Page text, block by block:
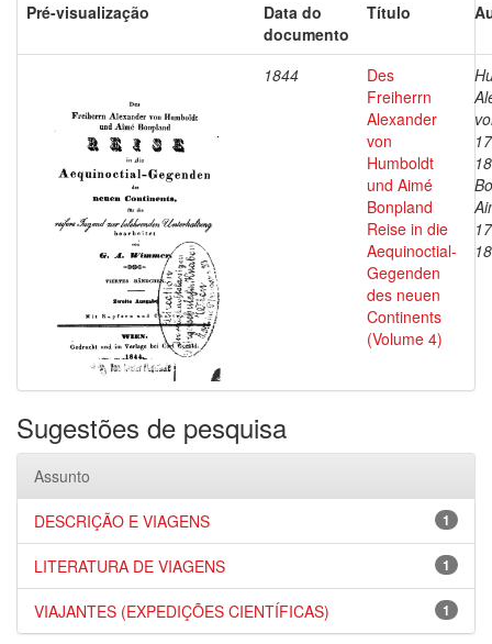
Pré-visualização
Data do
documento
Título
1844
Des
Freiherrn
Alexander
von
Humboldt
und Aimé
Bonpland
Reise in die
Aequinoctial-
Gegenden
des neuen
Continents
(Volume 4)
Sugestões de pesquisa
Assunto
1
DESCRIÇÃO E VIAGENS
1
LITERATURA DE VIAGENS
1
VIAJANTES (EXPEDIÇÕES CIENTÍFICAS)